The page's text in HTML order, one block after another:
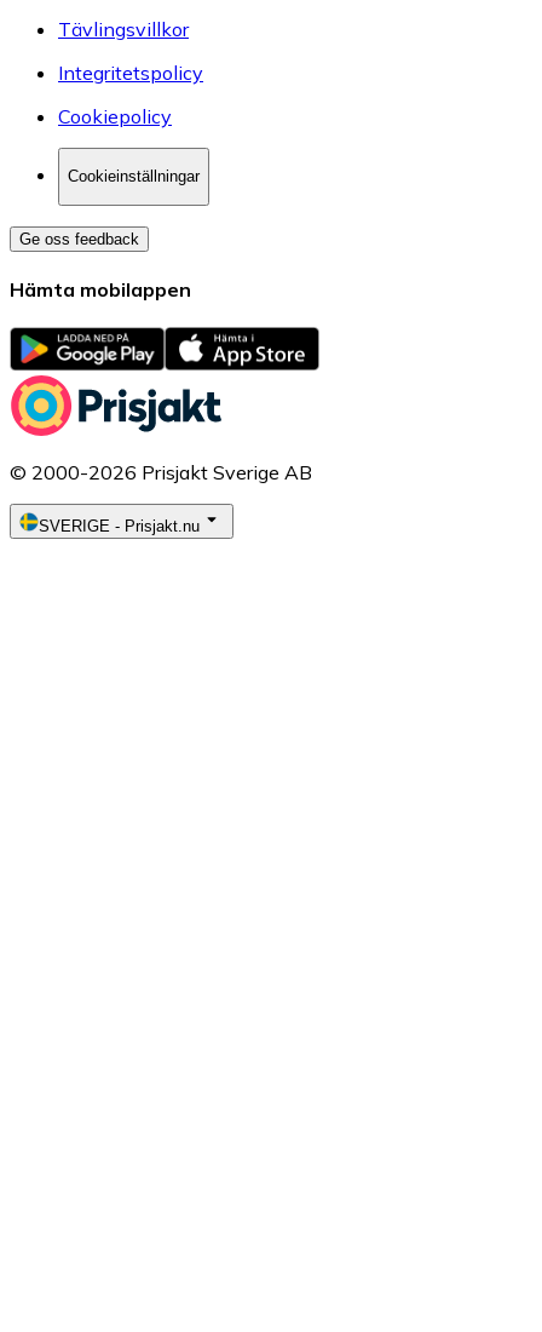
Tävlingsvillkor
Integritetspolicy
Cookiepolicy
Cookieinställningar
Ge oss feedback
Hämta mobilappen
© 2000-2026 Prisjakt Sverige AB
SVERIGE - Prisjakt.nu